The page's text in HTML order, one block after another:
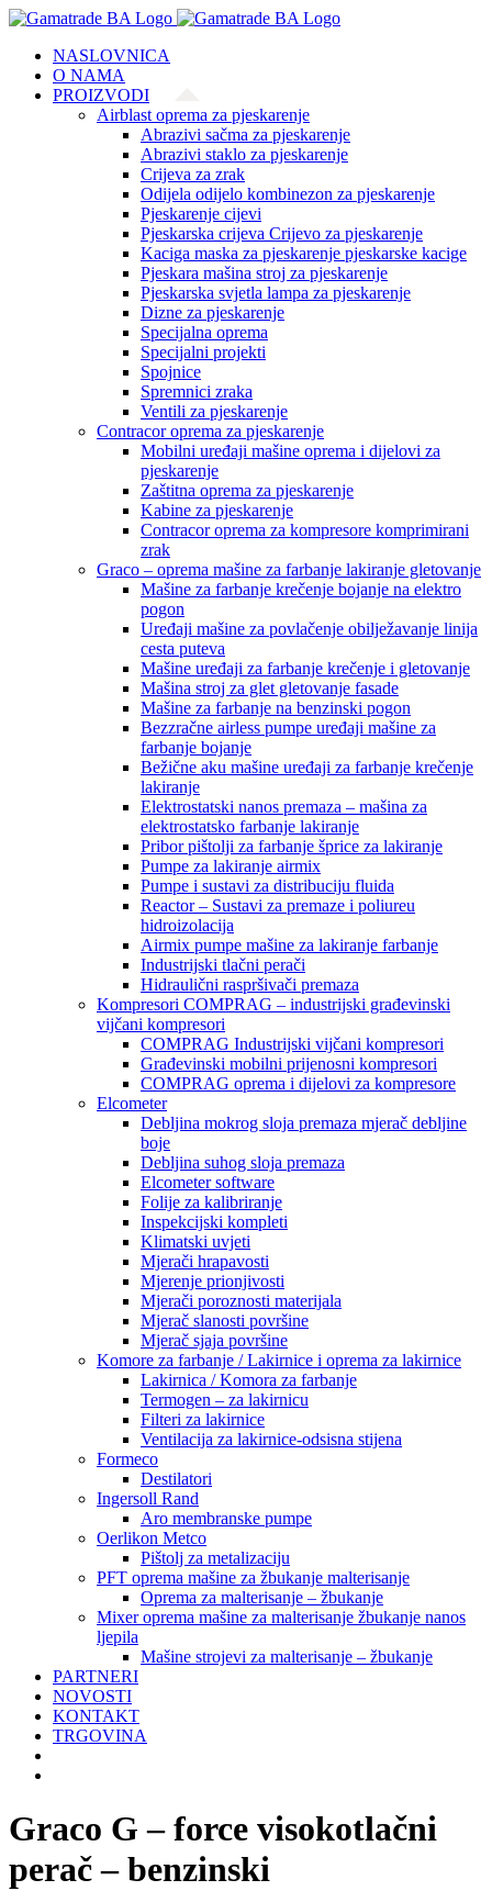
Skip
contentNASLOVNICA
O NAMA
PROIZVODI
Airblast oprema za pjeskarenje
Abrazivi sačma za pjeskarenje
Abrazivi staklo za pjeskarenje
Crijeva za zrak
Odijela odijelo kombinezon za pjeskarenje
Pjeskarenje cijevi
Pjeskarska crijeva Crijevo za pjeskarenje
Kaciga maska za pjeskarenje pjeskarske kacige
Pjeskara mašina stroj za pjeskarenje
Pjeskarska svjetla lampa za pjeskarenje
Dizne za pjeskarenje
Specijalna oprema
Specijalni projekti
Spojnice
Spremnici zraka
Ventili za pjeskarenje
Contracor oprema za pjeskarenje
Mobilni uređaji mašine oprema i dijelovi za
pjeskarenje
Zaštitna oprema za pjeskarenje
Kabine za pjeskarenje
Contracor oprema za kompresore komprimirani
zrak
Graco – oprema mašine za farbanje lakiranje gletovanje
Mašine za farbanje krečenje bojanje na elektro
pogon
Uređaji mašine za povlačenje obilježavanje linija
cesta puteva
Mašine uređaji za farbanje krečenje i gletovanje
Mašina stroj za glet gletovanje fasade
Mašine za farbanje na benzinski pogon
Bezzračne airless pumpe uređaji mašine za
farbanje bojanje
Bežične aku mašine uređaji za farbanje krečenje
lakiranje
Elektrostatski nanos premaza – mašina za
elektrostatsko farbanje lakiranje
Pribor pištolji za farbanje šprice za lakiranje
Pumpe za lakiranje airmix
Pumpe i sustavi za distribuciju fluida
Reactor – Sustavi za premaze i poliureu
hidroizolacija
Airmix pumpe mašine za lakiranje farbanje
Industrijski tlačni perači
Hidraulični raspršivači premaza
Kompresori COMPRAG – industrijski građevinski
vijčani kompresori
COMPRAG Industrijski vijčani kompresori
Građevinski mobilni prijenosni kompresori
COMPRAG oprema i dijelovi za kompresore
Elcometer
Debljina mokrog sloja premaza mjerač debljine
boje
Debljina suhog sloja premaza
Elcometer software
Folije za kalibriranje
Inspekcijski kompleti
Klimatski uvjeti
Mjerači hrapavosti
Mjerenje prionjivosti
Mjerači poroznosti materijala
Mjerač slanosti površine
Mjerač sjaja površine
Komore za farbanje / Lakirnice i oprema za lakirnice
Lakirnica / Komora za farbanje
Termogen – za lakirnicu
Filteri za lakirnice
Ventilacija za lakirnice-odsisna stijena
Formeco
Destilatori
Ingersoll Rand
Aro membranske pumpe
Oerlikon Metco
Pištolj za metalizaciju
PFT oprema mašine za žbukanje malterisanje
Oprema za malterisanje – žbukanje
Mixer oprema mašine za malterisanje žbukanje nanos
ljepila
Mašine strojevi za malterisanje – žbukanje
PARTNERI
NOVOSTI
KONTAKT
TRGOVINA
Graco G – force visokotlačni
perač – benzinski